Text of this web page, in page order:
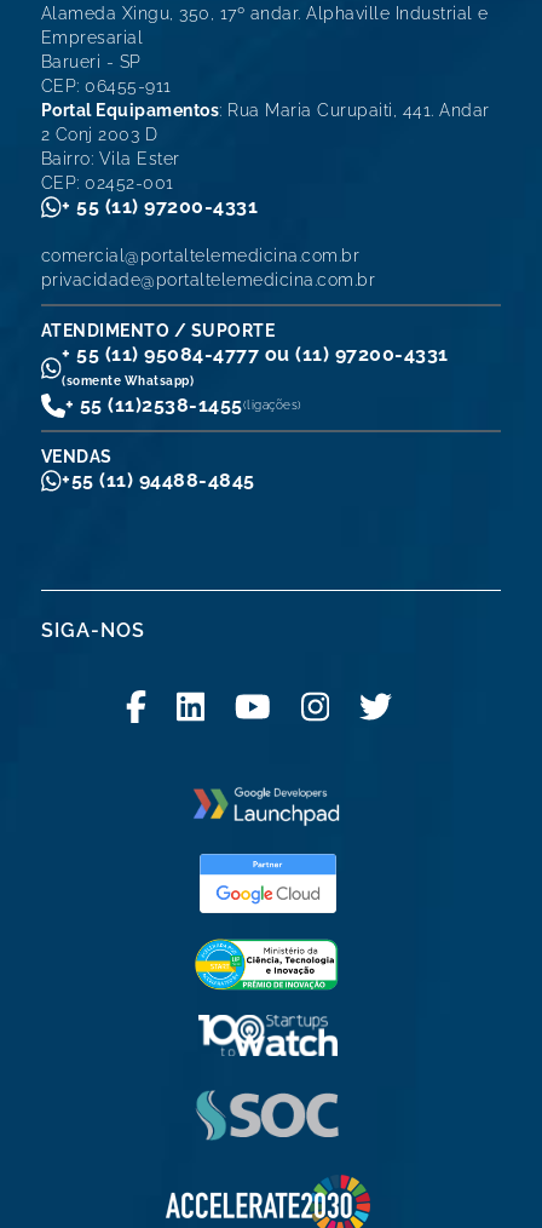
Alameda Xingu, 350, 17º andar. Alphaville Industrial e
Empresarial
Barueri - SP
CEP: 06455-911
Portal Equipamentos: Rua Maria Curupaiti, 441. Andar
2 Conj 2003 D
Bairro: Vila Ester
CEP: 02452-001
+ 55 (11) 97200-4331
comercial@portaltelemedicina.com.br
privacidade@portaltelemedicina.com.br
ATENDIMENTO / SUPORTE
+ 55 (11) 95084-4777 ou (11) 97200-4331
(somente Whatsapp)
+ 55 (11)2538-1455(ligações)
VENDAS
+55 (11) 94488-4845
SIGA-NOS